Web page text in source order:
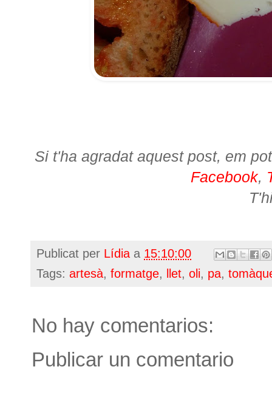
Si t'ha agradat aquest post, em
Facebook,
Publicat per Lídia a 15:10:00
Tags: artesà, formatge, llet, oli, pa,
No hay comentarios:
Publicar un comentario